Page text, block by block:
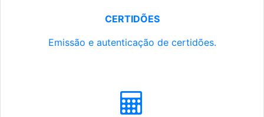
CERTIDÕES
Emissão e autenticação de certidões.